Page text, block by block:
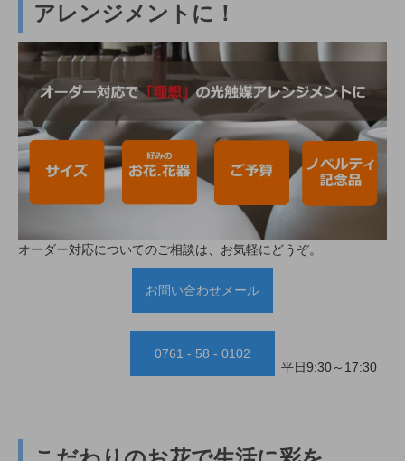
アレンジメントに！
オーダー対応についてのご相談は、お気軽にどうぞ。
お問い合わせメール
0761 - 58 - 0102
平日9:30～17:30